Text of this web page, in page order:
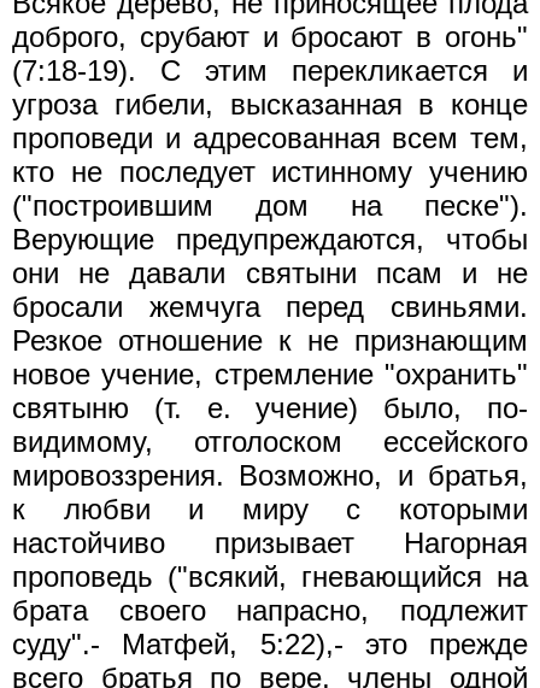
доброго, срубают и бросают в огонь"
(7:18-19). С этим перекликается и
угроза гибели, высказанная в конце
проповеди и адресованная всем тем,
кто не последует истинному учению
("построившим дом на песке").
Верующие предупреждаются, чтобы
они не давали святыни псам и не
бросали жемчуга перед свиньями.
Резкое отношение к не признающим
новое учение, стремление "охранить"
святыню (т. е. учение) было, по-
видимому, отголоском ессейского
мировоззрения. Возможно, и братья,
к любви и миру с которыми
настойчиво призывает Нагорная
проповедь ("всякий, гневающийся на
брата своего напрасно, подлежит
суду".- Матфей, 5:22),- это прежде
всего братья по вере, члены одной